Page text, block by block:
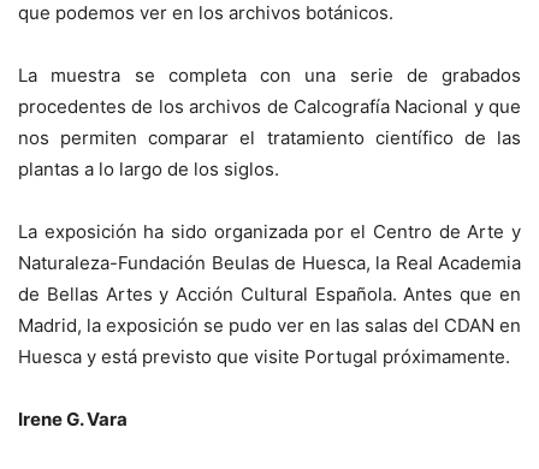
que podemos ver en los archivos botánicos.
La muestra se completa con una serie de grabados
procedentes de los archivos de Calcografía Nacional y que
nos permiten comparar el tratamiento científico de las
plantas a lo largo de los siglos.
La exposición ha sido organizada por el Centro de Arte y
Naturaleza-Fundación Beulas de Huesca, la Real Academia
de Bellas Artes y Acción Cultural Española. Antes que en
Madrid, la exposición se pudo ver en las salas del CDAN en
Huesca y está previsto que visite Portugal próximamente.
Irene G. Vara